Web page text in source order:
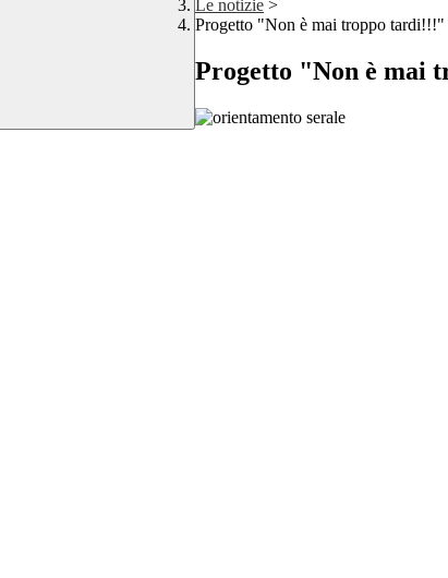
Le notizie >
Progetto "Non è mai troppo tardi!!!"
Progetto "Non è mai